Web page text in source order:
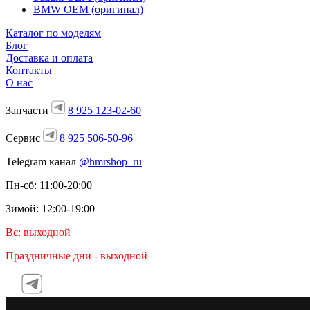
BMW OEM (оригинал)
Каталог по моделям
Блог
Доставка и оплата
Контакты
О нас
Запчасти 8 925 123-02-60
Сервис
8 925 506-50-96
Telegram канал @hmrshop_ru
Пн-сб: 11:00-20:00
Зимой: 12:00-19:00
Вс: выходной
Праздничные дни - выходной